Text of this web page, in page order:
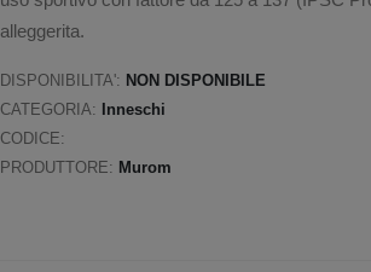
alleggerita.
DISPONIBILITA': NON DISPONIBILE
CATEGORIA:
Inneschi
CODICE:
PRODUTTORE: Murom